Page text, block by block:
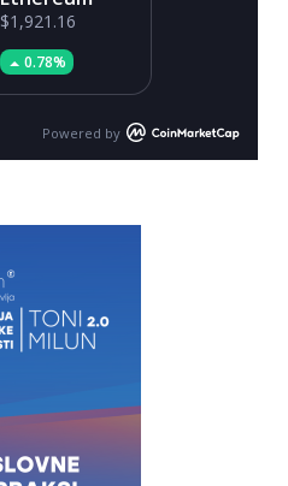
$1,921.16
0.78%
Powered by